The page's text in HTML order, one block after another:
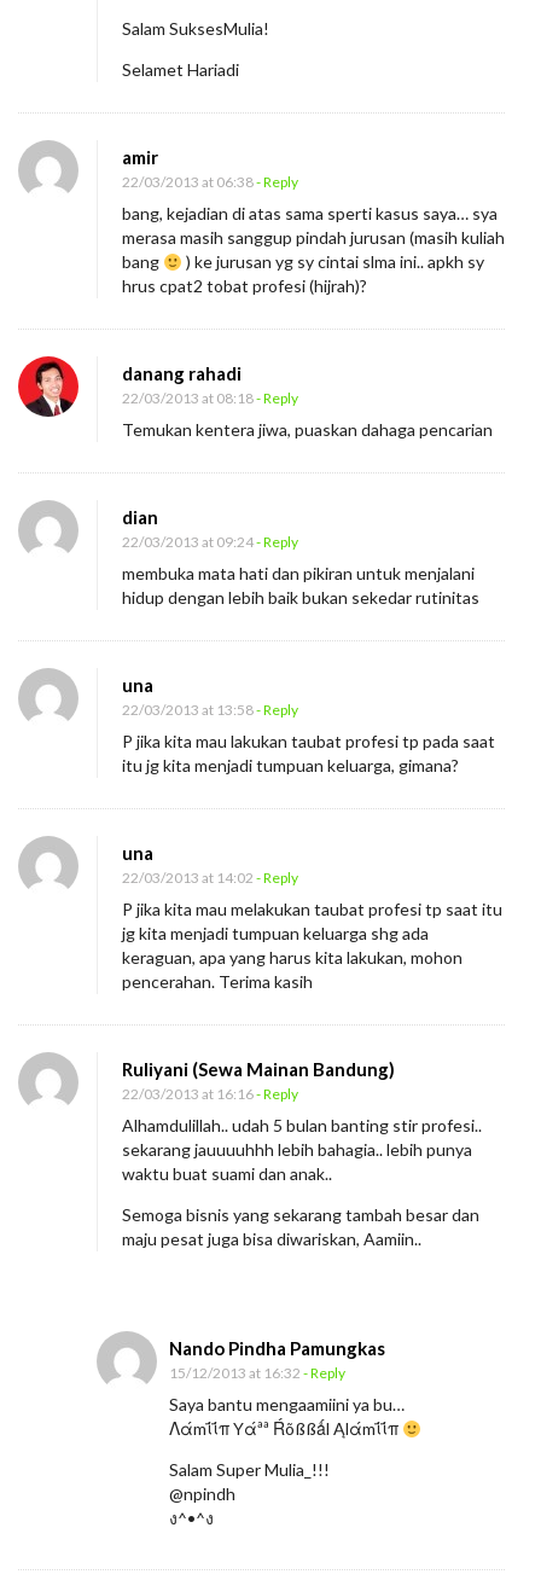
Salam SuksesMulia!
Selamet Hariadi
amir
22/03/2013 at 06:38- Reply
bang, kejadian di atas sama sperti kasus saya… sya
merasa masih sanggup pindah jurusan (masih kuliah
bang
) ke jurusan yg sy cintai slma ini.. apkh sy
hrus cpat2 tobat profesi (hijrah)?
danang rahadi
22/03/2013 at 08:18- Reply
Temukan kentera jiwa, puaskan dahaga pencarian
dian
22/03/2013 at 09:24- Reply
membuka mata hati dan pikiran untuk menjalani
hidup dengan lebih baik bukan sekedar rutinitas
una
22/03/2013 at 13:58- Reply
P jika kita mau lakukan taubat profesi tp pada saat
itu jg kita menjadi tumpuan keluarga, gimana?
una
22/03/2013 at 14:02 - Reply
P jika kita mau melakukan taubat profesi tp saat itu
jg kita menjadi tumpuan keluarga shg ada
keraguan, apa yang harus kita lakukan, mohon
pencerahan. Terima kasih
Ruliyani (Sewa Mainan Bandung)
22/03/2013 at 16:16- Reply
Alhamdulillah.. udah 5 bulan banting stir profesi..
sekarang jauuuuhhh lebih bahagia.. lebih punya
waktu buat suami dan anak..
Semoga bisnis yang sekarang tambah besar dan
maju pesat juga bisa diwariskan, Aamiin..
Nando Pindha Pamungkas
15/12/2013 at 16:32 - Reply
Saya bantu mengaamiini ya bu…
Λάmΐΐπ Yάªª Ŕõßßǻl Ąlάmΐΐπ
Salam Super Mulia_!!!
@npindh
ง^•^ง